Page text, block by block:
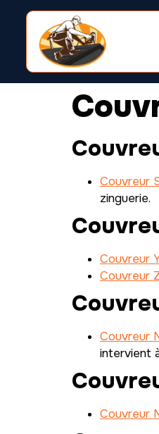
Couvreur
zinguerie.
Couvreur
Couvreur
Couvreur
intervient
Couvreur